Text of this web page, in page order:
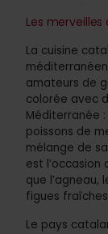
Les
La cuisine
amateurs de
colorée avec
Méditerranée
poissons de
mélange de
est
que l’agneau,
figues
Le pays